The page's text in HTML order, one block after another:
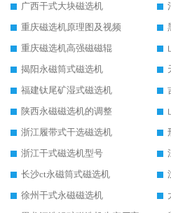
广西干式大块磁选机
重庆磁选机原理图及视频
重庆磁选机高强磁磁辊
揭阳永磁筒式磁选机
福建钛尾矿湿式磁选机
陕西永磁磁选机的调整
浙江履带式干选磁选机
浙江干式磁选机型号
长沙ct永磁筒式磁选机
徐州干式永磁磁选机